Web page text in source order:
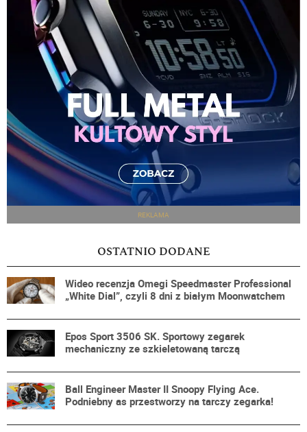
REKLAMA
OSTATNIO DODANE
Wideo recenzja Omegi Speedmaster Professional
„White Dial”, czyli 8 dni z białym Moonwatchem
Epos Sport 3506 SK. Sportowy zegarek
mechaniczny ze szkieletowaną tarczą
Ball Engineer Master II Snoopy Flying Ace.
Podniebny as przestworzy na tarczy zegarka!